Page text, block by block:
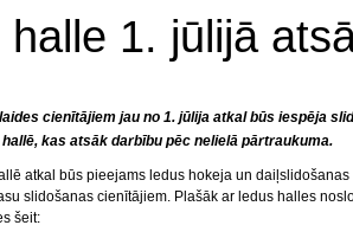
halle 1. jūlijā
cienītājiem jau no 1. jūlija atkal būs iespēja
kas atsāk darbību pēc nelielā pārtraukuma.
atkal būs pieejams ledus hokeja un daiļslidošanas
slidošanas cienītājiem. Plašāk ar ledus halles
šeit: